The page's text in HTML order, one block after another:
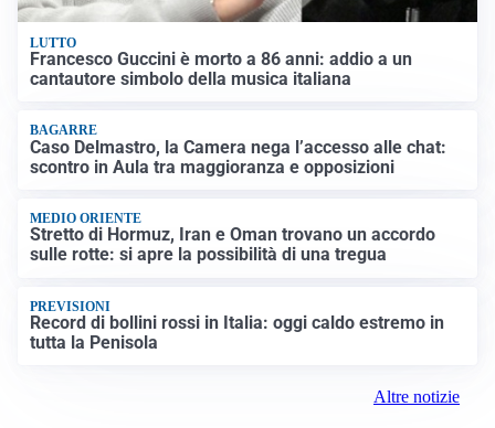
LUTTO
Francesco Guccini è morto a 86 anni: addio a un
cantautore simbolo della musica italiana
BAGARRE
Caso Delmastro, la Camera nega l’accesso alle chat:
scontro in Aula tra maggioranza e opposizioni
MEDIO ORIENTE
Stretto di Hormuz, Iran e Oman trovano un accordo
sulle rotte: si apre la possibilità di una tregua
PREVISIONI
Record di bollini rossi in Italia: oggi caldo estremo in
tutta la Penisola
Altre notizie